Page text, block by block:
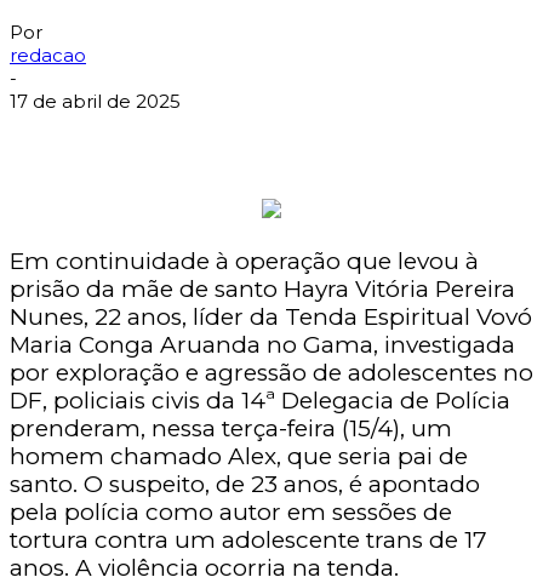
Por
redacao
-
17 de abril de 2025
Em continuidade à operação que levou à
prisão da mãe de santo Hayra Vitória Pereira
Nunes, 22 anos, líder da Tenda Espiritual Vovó
Maria Conga Aruanda no Gama, investigada
por exploração e agressão de adolescentes no
DF, policiais civis da 14ª Delegacia de Polícia
prenderam, nessa terça-feira (15/4), um
homem chamado Alex, que seria pai de
santo. O suspeito, de 23 anos, é apontado
pela polícia como autor em sessões de
tortura contra um adolescente trans de 17
anos. A violência ocorria na tenda.